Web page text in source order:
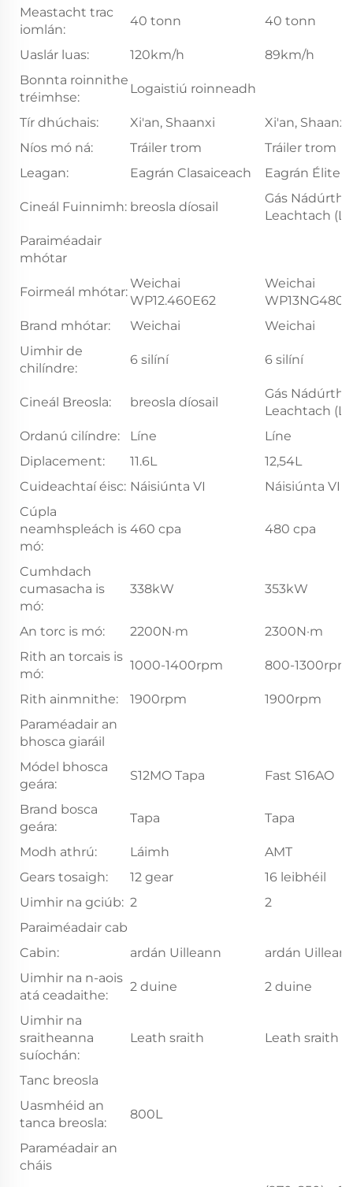
Meastacht trac
iomlán:
40 tonn 40 tonn
Uaslár luas: 120km/h
89km/h
Bonnta roinnithe
tréimhse:
Logaistiú roinneadh
Tír dhúchais: Xi'an, Shaanxi
Xi'an, Shaanxi
Níos mó ná:
Tráiler trom
Tráiler trom
Leagan:
Eagrán Clasaiceach Eagrán Élite
Cineál Fuinnimh: breosla díosail
Gás Nádúrtha
Leachtach
Paraiméadair
mhótar
Foirmeál mhótar:
Weichai
WP12.460E62
Weichai
Brand mhótar:
Weichai
Weichai
Uimhir de
chilíndre:
6 silíní 6 silíní
Cineál Breosla: breosla díosail
Gás Nádúrtha
Leachtach
Ordanú cilíndre:
Líne
Líne
Diplacement:
11.6L
12,54L
Cuideachtaí éisc: Náisiúnta VI
Náisiúnta VI
Cúpla
neamhspleách is
mó:
460 cpa 480 cpa
Cumhdach
cumasacha is
mó:
338kW 353kW
An torc is mó: 2200N·m
2300N·m
Rith an torcais is
mó:
1000-1400rpm 800-1300rpm
Rith ainmnithe: 1900rpm
1900rpm
Paraméadair an
bhosca giaráil
Módel bhosca
geára:
S12MO Tapa Fast S16AO
Brand bosca
geára:
Tapa Tapa
Modh athrú: Láimh
AMT
Gears tosaigh:
12 gear
16 leibhéil
Uimhir na gciúb: 2
2
Paraiméadair cab
Cabin:
ardán Uilleann
ardán
Uimhir na n-aois
atá ceadaithe:
2 duine 2 duine
Uimhir na
sraitheanna
suíochán:
Leath sraith Leath sraith
Tanc breosla
Uasmhéid an
tanca breosla:
800L
Paraméadair an
cháis